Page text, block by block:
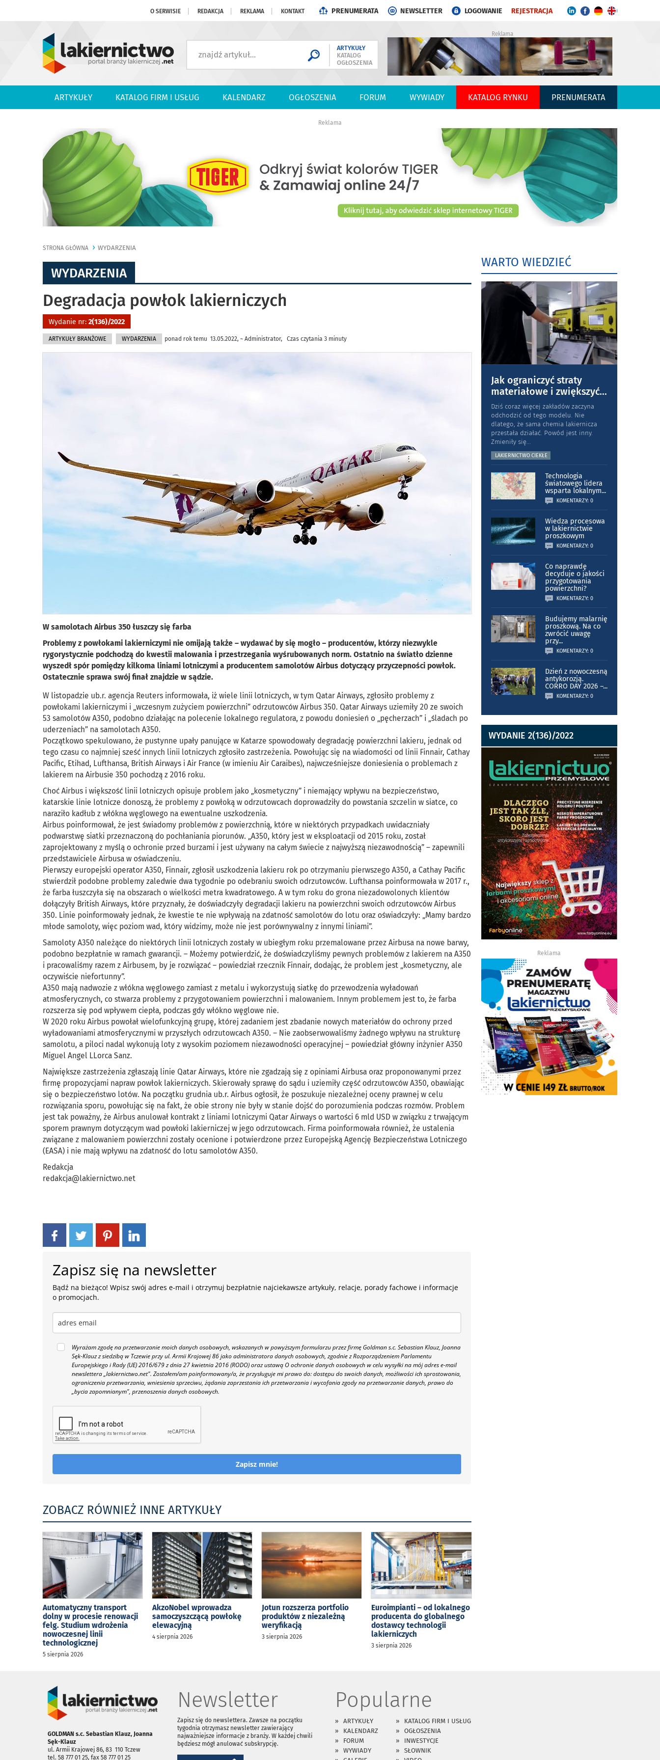
O SERWISIE REDAKCJA REKLAMA KONTAKT PRENUMERATA NEWSLETTER LOGOWANIE REJESTRACJA
ARTYKUŁY
KATALOG
OGŁOSZENIA
Reklama
ARTYKUŁY KATALOG FIRM I USŁUG KALENDARZ OGŁOSZENIA FORUM WYWIADY KATALOG RYNKU PRENUMERATA
Reklama
STRONA GŁÓWNA WYDARZENIA
WYDARZENIA
Degradacja powłok lakierniczych
Wydanie nr: 2(136)/2022
ARTYKUŁY BRANŻOWE WYDARZENIA ponad rok temu 13.05.2022, ~ Administrator, Czas czytania 3 minuty
W samolotach Airbus 350 łuszczy się farba
Problemy z powłokami lakierniczymi nie omijają także – wydawać by się mogło – producentów, którzy niezwykle
rygorystycznie podchodzą do kwestii malowania i przestrzegania wyśrubowanych norm. Ostatnio na światło dzienne
wyszedł spór pomiędzy kilkoma liniami lotniczymi a producentem samolotów Airbus dotyczący przyczepności powłok.
Ostatecznie sprawa swój finał znajdzie w sądzie.
W listopadzie ub.r. agencja Reuters informowała, iż wiele linii lotniczych, w tym Qatar Airways, zgłosiło problemy z
powłokami lakierniczymi i „wczesnym zużyciem powierzchni” odrzutowców Airbus 350. Qatar Airways uziemiły 20 ze swoich
53 samolotów A350, podobno działając na polecenie lokalnego regulatora, z powodu doniesień o „pęcherzach” i „śladach po
uderzeniach” na samolotach A350.
Początkowo spekulowano, że pustynne upały panujące w Katarze spowodowały degradację powierzchni lakieru, jednak od
tego czasu co najmniej sześć innych linii lotniczych zgłosiło zastrzeżenia. Powołując się na wiadomości od linii Finnair, Cathay
Pacific, Etihad, Lufthansa, British Airways i Air France (w imieniu Air Caraibes), najwcześniejsze doniesienia o problemach z
lakierem na Airbusie 350 pochodzą z 2016 roku.
Choć Airbus i większość linii lotniczych opisuje problem jako „kosmetyczny” i niemający wpływu na bezpieczeństwo,
katarskie linie lotnicze donoszą, że problemy z powłoką w odrzutowcach doprowadziły do powstania szczelin w siatce, co
naraziło kadłub z włókna węglowego na ewentualne uszkodzenia.
Airbus poinformował, że jest świadomy problemów z powierzchnią, które w niektórych przypadkach uwidaczniały
podwarstwę siatki przeznaczoną do pochłaniania piorunów. „A350, który jest w eksploatacji od 2015 roku, został
zaprojektowany z myślą o ochronie przed burzami i jest używany na całym świecie z najwyższą niezawodnością” – zapewnili
przedstawiciele Airbusa w oświadczeniu.
Pierwszy europejski operator A350, Finnair, zgłosił uszkodzenia lakieru rok po otrzymaniu pierwszego A350, a Cathay Pacific
stwierdził podobne problemy zaledwie dwa tygodnie po odebraniu swoich odrzutowców. Lufthansa poinformowała w 2017 r.,
że farba łuszczyła się na obszarach o wielkości metra kwadratowego. A w tym roku do grona niezadowolonych klientów
dołączyły British Airways, które przyznały, że doświadczyły degradacji lakieru na powierzchni swoich odrzutowców Airbus
350. Linie poinformowały jednak, że kwestie te nie wpływają na zdatność samolotów do lotu oraz oświadczyły: „Mamy bardzo
młode samoloty, więc poziom wad, który widzimy, może nie jest porównywalny z innymi liniami”.
Samoloty A350 należące do niektórych linii lotniczych zostały w ubiegłym roku przemalowane przez Airbusa na nowe barwy,
podobno bezpłatnie w ramach gwarancji. – Możemy potwierdzić, że doświadczyliśmy pewnych problemów z lakierem na A350
i pracowaliśmy razem z Airbusem, by je rozwiązać – powiedział rzecznik Finnair, dodając, że problem jest „kosmetyczny, ale
oczywiście niefortunny”.
A350 mają nadwozie z włókna węglowego zamiast z metalu i wykorzystują siatkę do przewodzenia wyładowań
atmosferycznych, co stwarza problemy z przygotowaniem powierzchni i malowaniem. Innym problemem jest to, że farba
rozszerza się pod wpływem ciepła, podczas gdy włókno węglowe nie.
W 2020 roku Airbus powołał wielofunkcyjną grupę, której zadaniem jest zbadanie nowych materiałów do ochrony przed
wyładowaniami atmosferycznymi w przyszłych odrzutowcach A350. – Nie zaobserwowaliśmy żadnego wpływu na strukturę
samolotu, a piloci nadal wykonują loty z wysokim poziomem niezawodności operacyjnej – powiedział główny inżynier A350
Miguel Angel LLorca Sanz.
Największe zastrzeżenia zgłaszają linie Qatar Airways, które nie zgadzają się z opiniami Airbusa oraz proponowanymi przez
firmę propozycjami napraw powłok lakierniczych. Skierowały sprawę do sądu i uziemiły część odrzutowców A350, obawiając
się o bezpieczeństwo lotów. Na początku grudnia ub.r. Airbus ogłosił, że poszukuje niezależnej oceny prawnej w celu
rozwiązania sporu, powołując się na fakt, że obie strony nie były w stanie dojść do porozumienia podczas rozmów. Problem
jest tak poważny, że Airbus anulował kontrakt z liniami lotniczymi Qatar Airways o wartości 6 mld USD w związku z trwającym
sporem prawnym dotyczącym wad powłoki lakierniczej w jego odrzutowcach. Firma poinformowała również, że ustalenia
związane z malowaniem powierzchni zostały ocenione i potwierdzone przez Europejską Agencję Bezpieczeństwa Lotniczego
(EASA) i nie mają wpływu na zdatność do lotu samolotów A350.
Redakcja
redakcja@lakiernictwo.net
Zapisz się na newsletter
Bądź na bieżąco! Wpisz swój adres e-mail i otrzymuj bezpłatnie najciekawsze artykuły, relacje, porady fachowe i informacje
o promocjach.
Wyrażam zgodę na przetwarzanie moich danych osobowych, wskazanych w powyższym formularzu przez firmę Goldman s.c. Sebastian Klauz, Joanna
Sęk-Klauz z siedzibą w Tczewie przy ul. Armii Krajowej 86 jako administratora danych osobowych, zgodnie z Rozporządzeniem Parlamentu
Europejskiego i Rady (UE) 2016/679 z dnia 27 kwietnia 2016 (RODO) oraz ustawą O ochronie danych osobowych w celu wysyłki na mój adres e-mail
newslettera „lakiernictwo.net". Zostałem/am poinformowany/a, że przysługuje mi prawo do: dostępu do swoich danych, możliwości ich sprostowania,
ograniczenia przetwarzania, wniesienia sprzeciwu, żądania zaprzestania ich przetwarzania i wycofania zgody na przetwarzanie danych, prawo do
„bycia zapomnianym", przenoszenia danych osobowych.
Zapisz mnie!
ZOBACZ RÓWNIEŻ INNE ARTYKUŁY
Automatyczny transport
dolny w procesie renowacji
felg. Studium wdrożenia
nowoczesnej linii
technologicznej
5 sierpnia 2026
AkzoNobel wprowadza
samoczyszczącą powłokę
elewacyjną
4 sierpnia 2026
Jotun rozszerza portfolio
produktów z niezależną
weryfikacją
3 sierpnia 2026
Euroimpianti – od lokalnego
producenta do globalnego
dostawcy technologii
lakierniczych
3 sierpnia 2026
WARTO WIEDZIEĆ
Jak ograniczyć straty
materiałowe i zwiększyć...
Dziś coraz więcej zakładów zaczyna
odchodzić od tego modelu. Nie
dlatego, że sama chemia lakiernicza
przestała działać. Powód jest inny.
Zmieniły się...
LAKIERNICTWO CIEKŁE
Technologia
światowego lidera
wsparta lokalnym...
KOMENTARZY: 0
Wiedza procesowa
w lakiernictwie
proszkowym
KOMENTARZY: 0
Co naprawdę
decyduje o jakości
przygotowania
powierzchni?
KOMENTARZY: 0
Budujemy malarnię
proszkową. Na co
zwrócić uwagę
przy...
KOMENTARZY: 0
Dzień z nowoczesną
antykorozją.
CORRO DAY 2026 –...
KOMENTARZY: 0
WYDANIE 2(136)/2022
Reklama
GOLDMAN s.c. Sebastian Klauz, Joanna
Sęk-Klauz
ul. Armii Krajowej 86, 83 ­ 110 Tczew
tel. 58 777 01 25, fax 58 777 01 25
Newsletter
Zapisz się do newslettera. Zawsze na początku
tygodnia otrzymasz newsletter zawierający
najważniejsze informacje z branży. W każdej chwili
będziesz mógł anulować subskrypcję.
Popularne
ARTYKUŁY
KATALOG FIRM I USŁUG
KALENDARZ
OGŁOSZENIA
FORUM
INWESTYCJE
WYWIADY
SŁOWNIK